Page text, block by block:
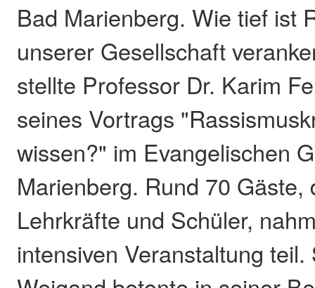
Bad Marienberg. Wie tief ist
unserer Gesellschaft
stellte Professor Dr. Karim
seines Vortrags
wissen?" im Evangelischen
Marienberg. Rund 70 Gäste,
Lehrkräfte und Schüler,
intensiven Veranstaltung